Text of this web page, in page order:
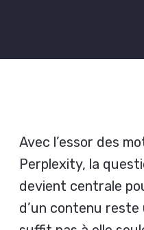
Avec l’essor des
Perplexity, la
devient centrale
d’un contenu